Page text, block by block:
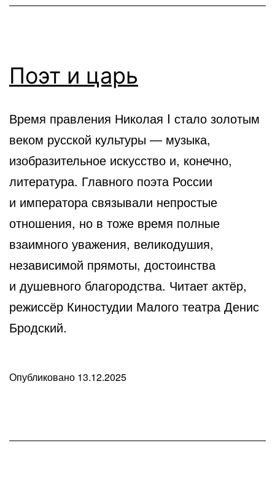
факты
Поэт и царь
Время правления Николая I стало золотым
веком русской культуры — музыка,
изобразительное искусство и, конечно,
литература. Главного поэта России
и императора связывали непростые
отношения, но в тоже время полные
взаимного уважения, великодушия,
независимой прямоты, достоинства
и душевного благородства. Читает актёр,
режиссёр Киностудии Малого театра Денис
Бродский.
Опубликовано 13.12.2025
факты